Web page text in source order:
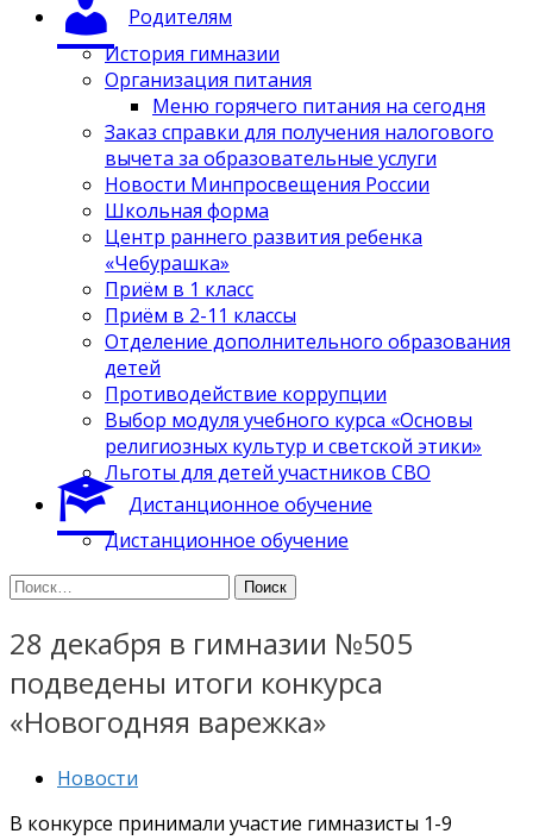
Родителям
История гимназии
Организация питания
Меню горячего питания на сегодня
Заказ справки для получения налогового
вычета за образовательные услуги
Новости Минпросвещения России
Школьная форма
Центр раннего развития ребенка
«Чебурашка»
Приём в 1 класс
Приём в 2-11 классы
Отделение дополнительного образования
детей
Противодействие коррупции
Выбор модуля учебного курса «Основы
религиозных культур и светской этики»
Льготы для детей участников СВО
Дистанционное обучение
Дистанционное обучение
Найти:
28 декабря в гимназии №505
подведены итоги конкурса
«Новогодняя варежка»
Новости
В конкурсе принимали участие гимназисты 1-9